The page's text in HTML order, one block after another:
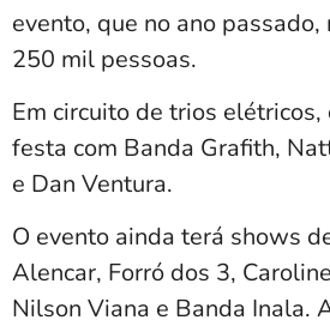
evento, que no ano
250 mil pessoas.
Em circuito de trios
festa com Banda Grafith,
e Dan Ventura.
O evento ainda terá shows
Alencar, Forró dos 3,
Nilson Viana e Banda Inala.